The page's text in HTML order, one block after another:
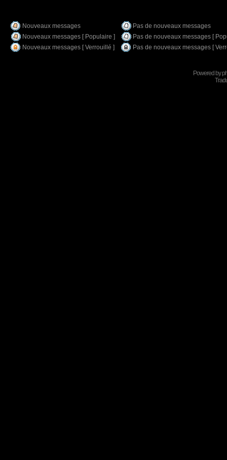
Nouveaux messages
Pas de nouveaux messages
Nouveaux messages [ Populaire ]
Pas de nouveaux messages [
Nouveaux messages [ Verrouillé ]
Pas de nouveaux messages [
Powered by